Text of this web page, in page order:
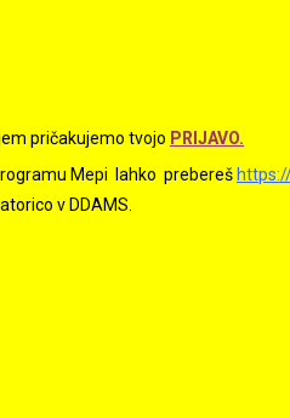
pričakujemo tvojo PRIJAVO.
Mepi lahko prebereš
v DDAMS.